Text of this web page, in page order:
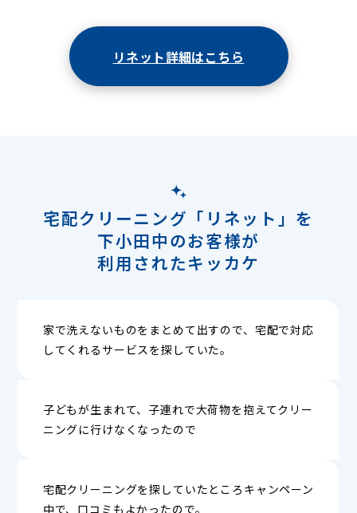
リネット詳細はこちら
宅配クリーニング「リネット」を
下小田中のお客様が
利用されたキッカケ
家で洗えないものをまとめて出すので、宅配で対応
してくれるサービスを探していた。
子どもが生まれて、子連れで大荷物を抱えてクリー
ニングに行けなくなったので
宅配クリーニングを探していたところキャンペーン
中で、口コミもよかったので。